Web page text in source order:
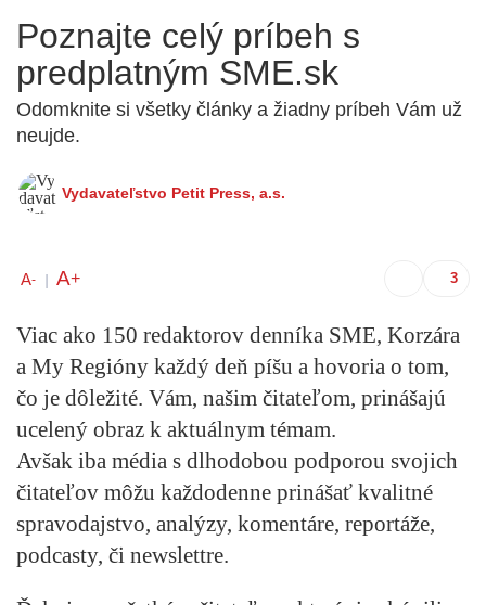
Poznajte celý príbeh s
predplatným SME.sk
Odomknite si všetky články a žiadny príbeh Vám už
neujde.
Vydavateľstvo Petit Press, a.s.
A- | A+
Viac ako 150 redaktorov denníka SME, Korzára
a My Regióny každý deň píšu a hovoria o tom,
čo je dôležité. Vám, našim čitateľom, prinášajú
ucelený obraz k aktuálnym témam.
Avšak iba média s dlhodobou podporou svojich
čitateľov môžu každodenne prinášať kvalitné
spravodajstvo, analýzy, komentáre, reportáže,
podcasty, či newslettre.